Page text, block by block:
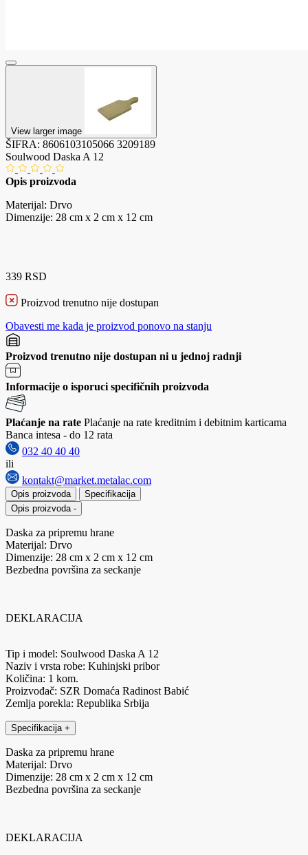
View larger image
ŠIFRA: 8606103105066 3209189
Soulwood Daska A 12
Opis proizvoda
Materijal: Drvo
Dimenzije: 28 cm x 2 cm x 12 cm
339 RSD
Proizvod trenutno nije dostupan
Obavesti me kada je proizvod ponovo na stanju
Proizvod trenutno nije dostupan ni u jednoj radnji
Informacije o isporuci specifičnih proizvoda
Plaćanje na rate Plaćanje na rate kreditnim i debitnim karticama
Banca intesa - do 12 rata
032 40 40 40
ili
kontakt@market.metalac.com
Opis proizvoda
Specifikacija
Opis proizvoda -
Daska za pripremu hrane
Materijal: Drvo
Dimenzije: 28 cm x 2 cm x 12 cm
Bezbedna površina za seckanje
DEKLARACIJA
Tip i model: Soulwood Daska A 12
Naziv i vrsta robe: Kuhinjski pribor
Količina: 1 kom.
Proizvođač: SZR Domaća Radinost Babić
Zemlja porekla: Republika Srbija
Specifikacija +
Daska za pripremu hrane
Materijal: Drvo
Dimenzije: 28 cm x 2 cm x 12 cm
Bezbedna površina za seckanje
DEKLARACIJA